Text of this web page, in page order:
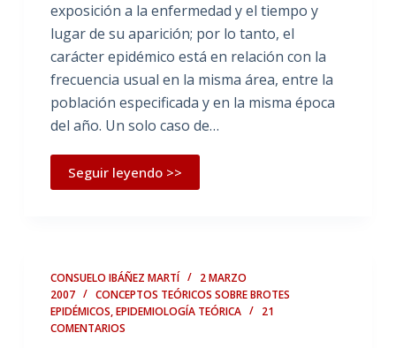
exposición a la enfermedad y el tiempo y
lugar de su aparición; por lo tanto, el
carácter epidémico está en relación con la
frecuencia usual en la misma área, entre la
población especificada y en la misma época
del año. Un solo caso de…
Seguir leyendo >>
CONSUELO IBÁÑEZ MARTÍ
2 MARZO
2007
CONCEPTOS TEÓRICOS SOBRE BROTES
EPIDÉMICOS,EPIDEMIOLOGÍA TEÓRICA
21
COMENTARIOS